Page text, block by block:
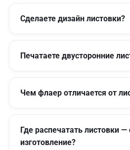
Сделаете дизайн листовки?
Печатаете двусторонние
Чем флаер отличается от
Где распечатать листовки —
изготовление?